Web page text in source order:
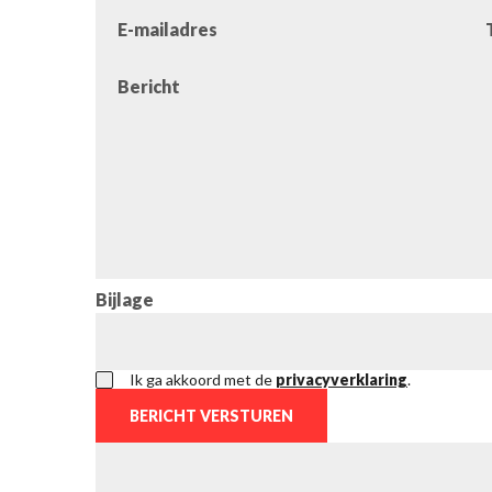
E-mailadres
Bericht
Bijlage
Ik ga akkoord met de privacyverklaring.
BERICHT VERSTUREN